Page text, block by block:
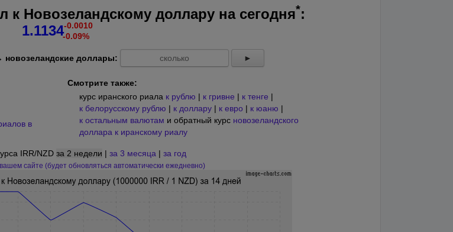
к Новозеландскому доллару на сегодня*:
1.1134-0.0010
-0.09%
доллары: ►
в
Смотрите также:
курс иранского риала к рублю | к гривне | к тенге |
к белорусскому рублю | к доллару | к евро | к юаню |
к остальным валютам и обратный курс новозеландского
доллара к иранскому риалу
IRR/NZD за 2 недели | за 3 месяца | за год
сайте (будет обновляться автоматически ежедневно)